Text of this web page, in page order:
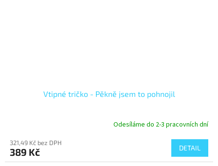
Vtipné tričko - Pěkně jsem to pohnojil
Odesíláme do 2-3 pracovních dní
321,49 Kč bez DPH
389 Kč DETAIL